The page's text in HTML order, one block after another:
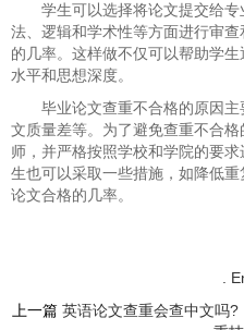
学生可以选择将论文提交给
法、逻辑和学术性等方面进行审
的几率。这样做不仅可以帮助学
水平和思想深度。
毕业论文查重不合格的原因
文质量差等。为了避免查重不合
师，并严格按照学校和学院的要
生也可以采取一些措施，如降低
论文合格的几率。
.
上一篇 英语论文查重会查中文吗?